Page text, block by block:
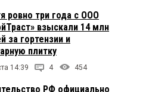
ровно три года с ООО
взыскали 14 млн
за гортензии и
плитку
14:39 4 454
РФ официально